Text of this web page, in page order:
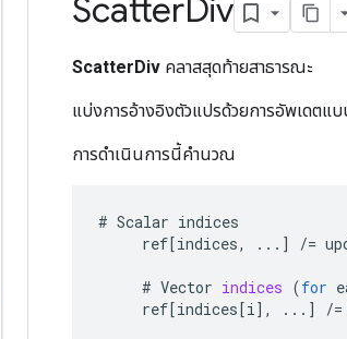
ScatterDiv
ScatterDiv คลาสสุดท้ายสาธารณะ
แบ่งการอ้างอิงตัวแปรด้วยการอัพเดตแบ
การดำเนินการนี้คำนวณ
# Scalar indices
ref[indices, ... ] /=
# Vector indices (for
ref[indices[i] , ... ] /=